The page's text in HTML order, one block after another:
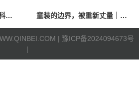
人人讲安全 个个会应急 科学应对防震避险 童装的边界，被重新丈量｜2026中国国际时装周·童话小镇圆满收官
| 豫ICP备2024094673号
|